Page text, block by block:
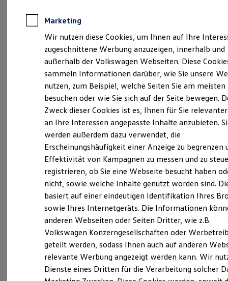
Anpfiff zum Gewinn
Elektroautos
ID. Tutorials
Elektrofahrzeugkonzepte
Reichweite
Reichweite der ID. Modelle
Reichweite im Winter
Laden
Laden unterwegs
Laden Zuhause
Ladezeitensimulator
Batterie
Sicherheit
Garantie und Lebensdauer
Nachhaltigkeit
Technologie
Kosten und Kauf
Verbrauchskosten
Kaufoptionen
E-Auto-Förderung
Software und Konnektivität
Die ID. Software 6
ID. Software Versionen und Updates
Digitale Extras
Schnittstellen zu Ihrem ID.
Impressum & Rechtliches)
Wir sind Fleischhauer seit
1924
Im August 1924 nahm das Autohaus Jacob
Fleischhauer in Köln-Raderberg seinen Betrieb
auf. Jacob Fleischhauer und seine sieben
Mitarbeiter vertrieben Fahrzeuge verschiedener
amerikanischer Fahrzeughersteller.
Während des Zweiten Weltkriegs wurde der
Grundstein für die heutige Zusammenarbeit mit
Volkswagen-Konzern gelegt. Ab 1948 ging
es, nachdemVolkswagendie
Marketing
Wir nutzen diese Cookies, um Ihnen auf Ihre
zugeschnittene Werbung anzuzeigen, innerhalb und
außerhalb der Volkswagen Webseiten. Diese
sammeln Informationen darüber, wie Sie unsere
nutzen, zum Beispiel, welche Seiten Sie am meisten
besuchen oder wie Sie sich auf der Seite bewegen.
Zweck dieser Cookies ist es, Ihnen für Sie
an Ihre Interessen angepasste Inhalte anzubieten.
werden außerdem dazu verwendet, die
Erscheinungshäufigkeit einer Anzeige zu begrenzen
Effektivität von Kampagnen zu messen und zu
registrieren, ob Sie eine Webseite besucht haben
nicht, sowie welche Inhalte genutzt worden sind.
basiert auf einer eindeutigen Identifikation Ihres
sowie Ihres Internetgeräts. Die Informationen
anderen Webseiten oder Seiten Dritter, wie z.B.
Volkswagen Konzerngesellschaften oder
geteilt werden, sodass Ihnen auch auf anderen
relevante Werbung angezeigt werden kann. Wir
Dienste eines Dritten für die Verarbeitung solcher